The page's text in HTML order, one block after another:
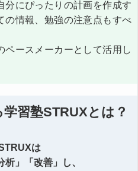
分にぴったりの計画を作成す
の情報、勉強の注意点もすべ
ペースメーカーとして活用し
習塾STRUXとは？
は
」「改善」し、